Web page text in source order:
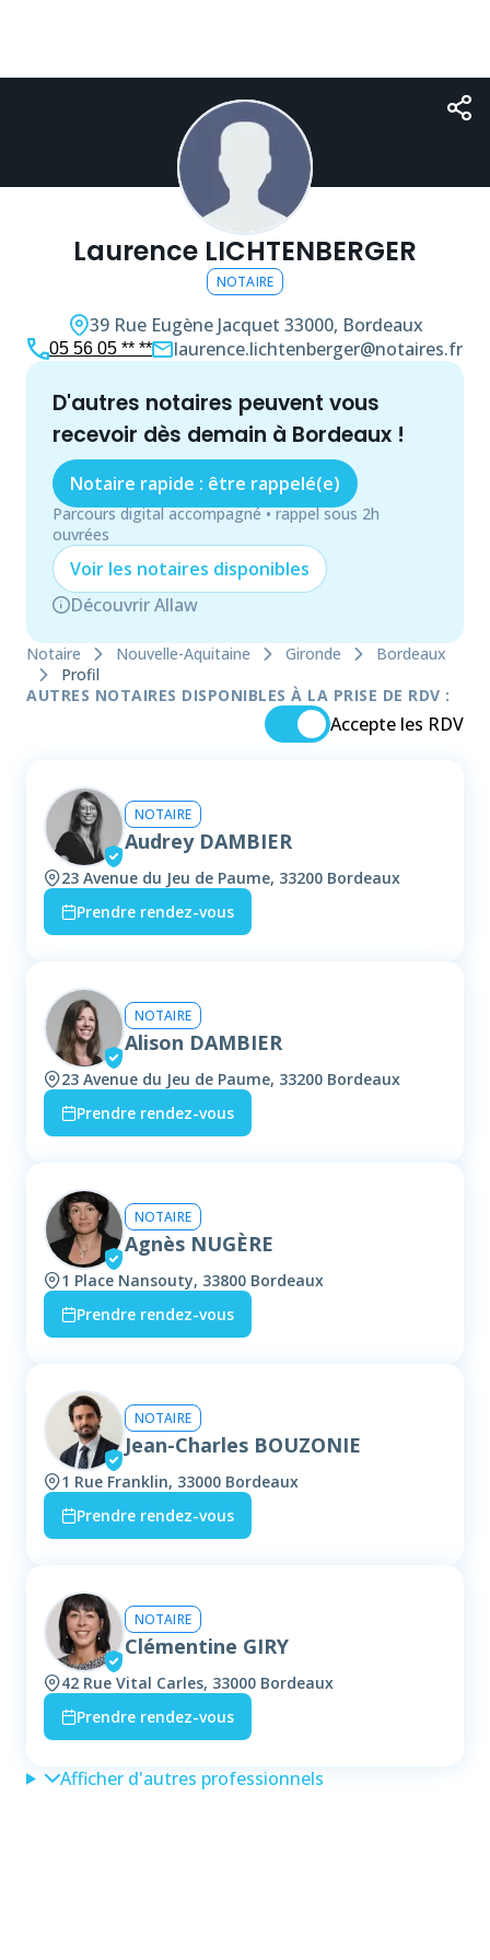
Laurence LICHTENBERGER
NOTAIRE
39 Rue Eugène Jacquet 33000, Bordeaux
05 56 05 ** ** laurence.lichtenberger@notaires.fr
d'autres notaires peuvent vous
recevoir dès demain à Bordeaux !
Notaire rapide : être rappelé(e)
Parcours digital accompagné • rappel sous 2h
ouvrées
Voir les notaires disponibles
Découvrir Allaw
Notaire Nouvelle-Aquitaine Gironde
Bordeaux
Profil
AUTRES NOTAIRES DISPONIBLES À LA PRISE DE RDV :
Accepte les RDV
NOTAIRE
Audrey DAMBIER
23 Avenue du Jeu de Paume, 33200 Bordeaux
Prendre rendez-vous
NOTAIRE
Alison DAMBIER
23 Avenue du Jeu de Paume, 33200 Bordeaux
Prendre rendez-vous
NOTAIRE
Agnès NUGÈRE
1 Place Nansouty, 33800 Bordeaux
Prendre rendez-vous
NOTAIRE
Jean-Charles BOUZONIE
1 Rue Franklin, 33000 Bordeaux
Prendre rendez-vous
NOTAIRE
Clémentine GIRY
42 Rue Vital Carles, 33000 Bordeaux
Prendre rendez-vous
Afficher d'autres professionnels